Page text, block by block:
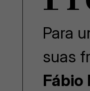
Para
suas
Fábio